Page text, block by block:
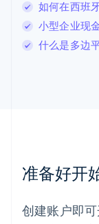
如何在西班
小型企业现
什么是多边
准备好开
创建账户即
卢森堡
罗马尼亚
English
挪威
葡萄牙
Português